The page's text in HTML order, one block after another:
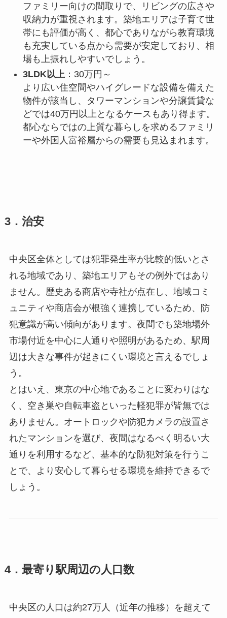
ファミリー向けの間取りで、リビングの広さや
収納力が重視されます。築地エリアは子育て世
帯にも評価が高く、都心でありながら教育環境
も充実している点から需要が安定しており、相
場も上振れしやすいでしょう。
3LDK以上：30万円～
より広い住空間やハイグレードな設備を備えた
物件が該当し、タワーマンションや分譲賃貸な
どでは40万円以上となるケースもあり得ます。
都心ならではの上質な暮らしを求めるファミリ
ーや外国人富裕層からの需要も見込まれます。
3．治安
中央区全体としては犯罪発生率が比較的低いとさ
れる地域であり、築地エリアもその例外ではあり
ません。歴史ある商店や寺社が点在し、地域コミ
ュニティや商店会が根強く連携しているため、防
犯意識が高い傾向があります。夜間でも築地場外
市場付近を中心に人通りや照明があるため、駅周
辺は大きな事件が起きにくい環境と言えるでしょ
う。
とはいえ、東京の中心地であることに変わりはな
く、空き巣や自転車盗といった軽犯罪が皆無では
ありません。オートロックや防犯カメラの設置さ
れたマンションを選び、夜間はなるべく明るい大
通りを利用するなど、基本的な防犯対策を行うこ
とで、より安心して暮らせる環境を維持できるで
しょう。
4．最寄り駅周辺の人口数
中央区の人口は約27万人（近年の推移）を超えて